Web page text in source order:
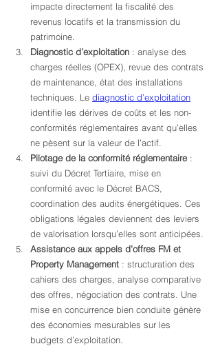
impacte directement la fiscalité des
revenus locatifs et la transmission du
patrimoine.
Diagnostic d’exploitation : analyse des
charges réelles (OPEX), revue des contrats
de maintenance, état des installations
techniques. Le diagnostic d’exploitation
identifie les dérives de coûts et les non-
conformités réglementaires avant qu’elles
ne pèsent sur la valeur de l’actif.
Pilotage de la conformité réglementaire :
suivi du Décret Tertiaire, mise en
conformité avec le Décret BACS,
coordination des audits énergétiques. Ces
obligations légales deviennent des leviers
de valorisation lorsqu’elles sont anticipées.
Assistance aux appels d’offres FM et
Property Management : structuration des
cahiers des charges, analyse comparative
des offres, négociation des contrats. Une
mise en concurrence bien conduite génère
des économies mesurables sur les
budgets d’exploitation.